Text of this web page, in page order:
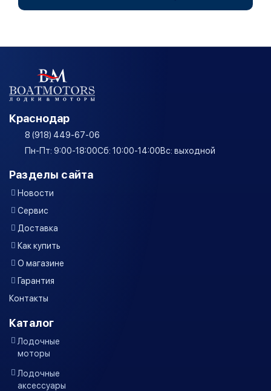
Краснодар
8 (918) 449-67-06
Пн-Пт: 9:00-18:00Сб: 10:00-14:00Вс: выходной
Разделы сайта
Новости
Сервис
Доставка
Как купить
О магазине
Гарантия
Контакты
Каталог
Лодочные
моторы
Лодочные
аксессуары